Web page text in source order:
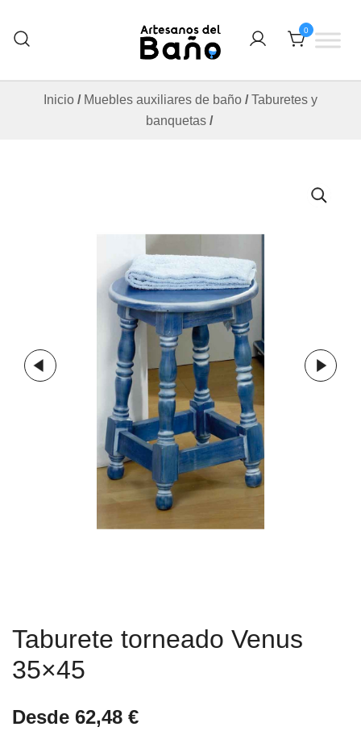
contenido
Artesanos Del Baño
0
Inicio / Muebles auxiliares de baño /Taburetes y
banquetas/
Taburete torneado Venus
35×45
Desde 62,48 €